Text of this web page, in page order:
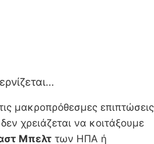
μακροπρόθεσμες επιπτώσεις
χρειάζεται να κοιτάξουμε
Μπελτ των ΗΠΑ ή